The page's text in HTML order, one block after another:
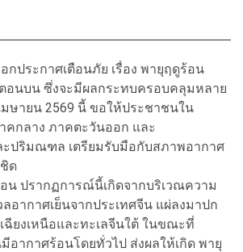
กประกาศเตือนภัย เรื่อง พายุฤดูร้อน
อนบน ซึ่งจะมีผลกระทบครอบคลุมหลาย
ษายน 2569 นี้ ขอให้ประชาชนใน
คกลาง ภาคตะวันออก และ
ะปริมณฑล เตรียมรับมือกับสภาพอากาศ
ด
น ปรากฏการณ์นี้เกิดจากบริเวณความ
อากาศเย็นจากประเทศจีน แผ่ลงมาปก
ยงเหนือและทะเลจีนใต้ ในขณะที่
อากาศร้อนโดยทั่วไป ส่งผลให้เกิด พายุ